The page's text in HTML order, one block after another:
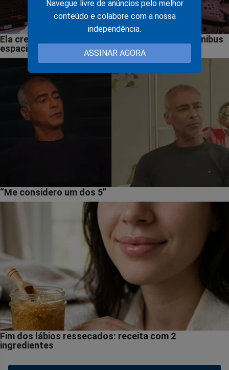
Navegue livre de anúncios pelo melhor
conteúdo e colabore com a nossa
independência.
ASSINAR AGORA